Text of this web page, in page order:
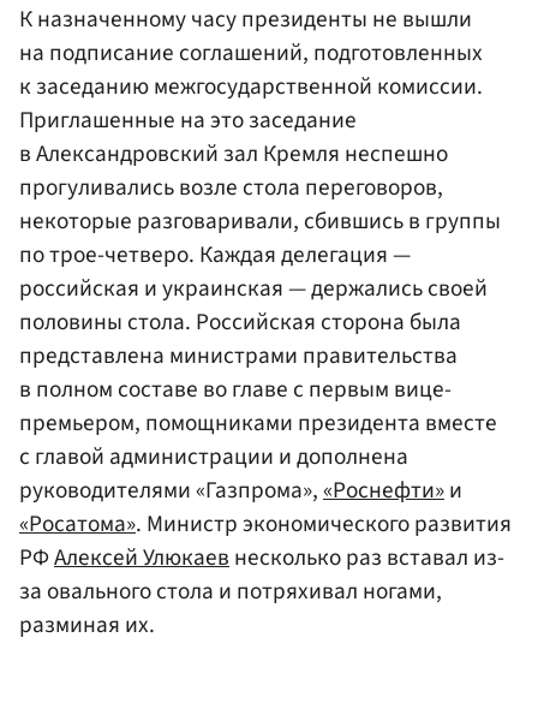
К назначенному часу президенты не вышли
на подписание соглашений, подготовленных
к заседанию межгосударственной комиссии.
Приглашенные на это заседание
в Александровский зал Кремля неспешно
прогуливались возле стола переговоров,
некоторые разговаривали, сбившись в группы
по трое-четверо. Каждая делегация —
российская и украинская — держались своей
половины стола. Российская сторона была
представлена министрами правительства
в полном составе во главе с первым вице-
премьером, помощниками президента вместе
с главой администрации и дополнена
руководителями «Газпрома»,«Роснефти»и
«Росатома». Министр экономического развития
РФАлексей Улюкаевнесколько раз вставал из-
за овального стола и потряхивал ногами,
разминая их.